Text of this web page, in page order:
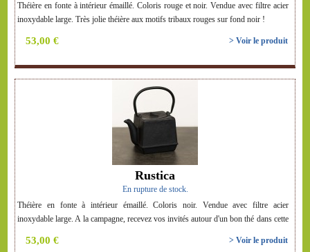
Théière en fonte à intérieur émaillé. Coloris rouge et noir. Vendue avec filtre acier
inoxydable large. Très jolie théière aux motifs tribaux rouges sur fond noir !
53,00 € > Voir le produit
Rustica
En rupture de stock.
Théière en fonte à intérieur émaillé. Coloris noir. Vendue avec filtre acier
inoxydable large. A la campagne, recevez vos invités autour d'un bon thé dans cette
intérieur ...
53,00 € > Voir le produit